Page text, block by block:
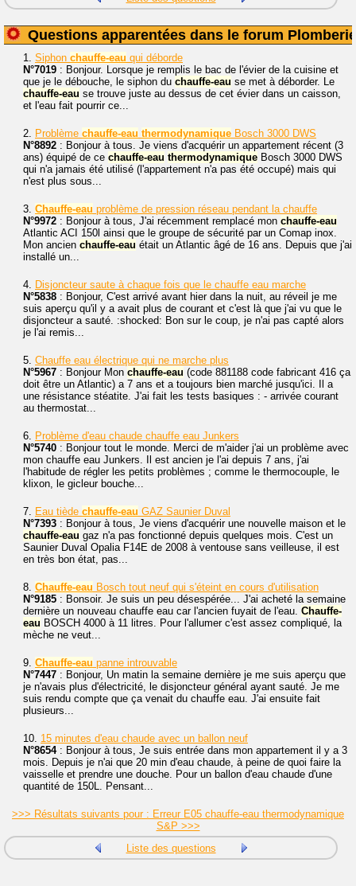
Questions apparentées dans le forum Plomberie
1. Siphon chauffe-eau qui déborde
N°7019 : Bonjour. Lorsque je remplis le bac de l'évier de la cuisine et
que je le débouche, le siphon du chauffe-eau se met à déborder. Le
chauffe-eau se trouve juste au dessus de cet évier dans un caisson,
et l'eau fait pourrir ce...
2. Problème chauffe-eau thermodynamique Bosch 3000 DWS
N°8892 : Bonjour à tous. Je viens d'acquérir un appartement récent (3
ans) équipé de ce chauffe-eau thermodynamique Bosch 3000 DWS
qui n'a jamais été utilisé (l'appartement n'a pas été occupé) mais qui
n'est plus sous...
3. Chauffe-eau problème de pression réseau pendant la chauffe
N°9972 : Bonjour à tous, J'ai récemment remplacé mon chauffe-eau
Atlantic ACI 150l ainsi que le groupe de sécurité par un Comap inox.
Mon ancien chauffe-eau était un Atlantic âgé de 16 ans. Depuis que j'ai
installé un...
4.
Disjoncteur saute à chaque fois que le chauffe eau marche
N°5838 : Bonjour, C'est arrivé avant hier dans la nuit, au réveil je me
suis aperçu qu'il y a avait plus de courant et c'est là que j'ai vu que le
disjoncteur a sauté. :shocked: Bon sur le coup, je n'ai pas capté alors
je l'ai remis...
5. Chauffe eau électrique qui ne marche plus
N°5967 : Bonjour Mon chauffe-eau (code 881188 code fabricant 416 ça
doit être un Atlantic) a 7 ans et a toujours bien marché jusqu'ici. Il a
une résistance stéatite. J'ai fait les tests basiques : - arrivée courant
au thermostat...
6.
Problème d'eau chaude chauffe eau Junkers
N°5740 : Bonjour tout le monde. Merci de m'aider j'ai un problème avec
mon chauffe eau Junkers. Il est ancien je l'ai depuis 7 ans, j'ai
l'habitude de régler les petits problèmes ; comme le thermocouple, le
klixon, le gicleur bouche...
7. Eau tiède chauffe-eau GAZ Saunier Duval
N°7393 : Bonjour à tous, Je viens d'acquérir une nouvelle maison et le
chauffe-eau gaz n'a pas fonctionné depuis quelques mois. C'est un
Saunier Duval Opalia F14E de 2008 à ventouse sans veilleuse, il est
en très bon état, pas...
8. Chauffe-eau Bosch tout neuf qui s'éteint en cours d'utilisation
N°9185 : Bonsoir. Je suis un peu désespérée... J'ai acheté la semaine
dernière un nouveau chauffe eau car l'ancien fuyait de l'eau. Chauffe-
eau BOSCH 4000 à 11 litres. Pour l'allumer c'est assez compliqué, la
mèche ne veut...
9. Chauffe-eau panne introuvable
N°7447 : Bonjour, Un matin la semaine dernière je me suis aperçu que
je n'avais plus d'électricité, le disjoncteur général ayant sauté. Je me
suis rendu compte que ça venait du chauffe eau. J'ai ensuite fait
plusieurs...
10. 15 minutes d'eau chaude avec un ballon neuf
N°8654: Bonjour à tous, Je suis entrée dans mon appartement il y a 3
mois. Depuis je n'ai que 20 min d'eau chaude, à peine de quoi faire la
vaisselle et prendre une douche. Pour un ballon d'eau chaude d'une
quantité de 150L. Pensant...
>>> Résultats suivants pour : Erreur E05 chauffe-eau thermodynamique
S&P >>>
Liste des questions